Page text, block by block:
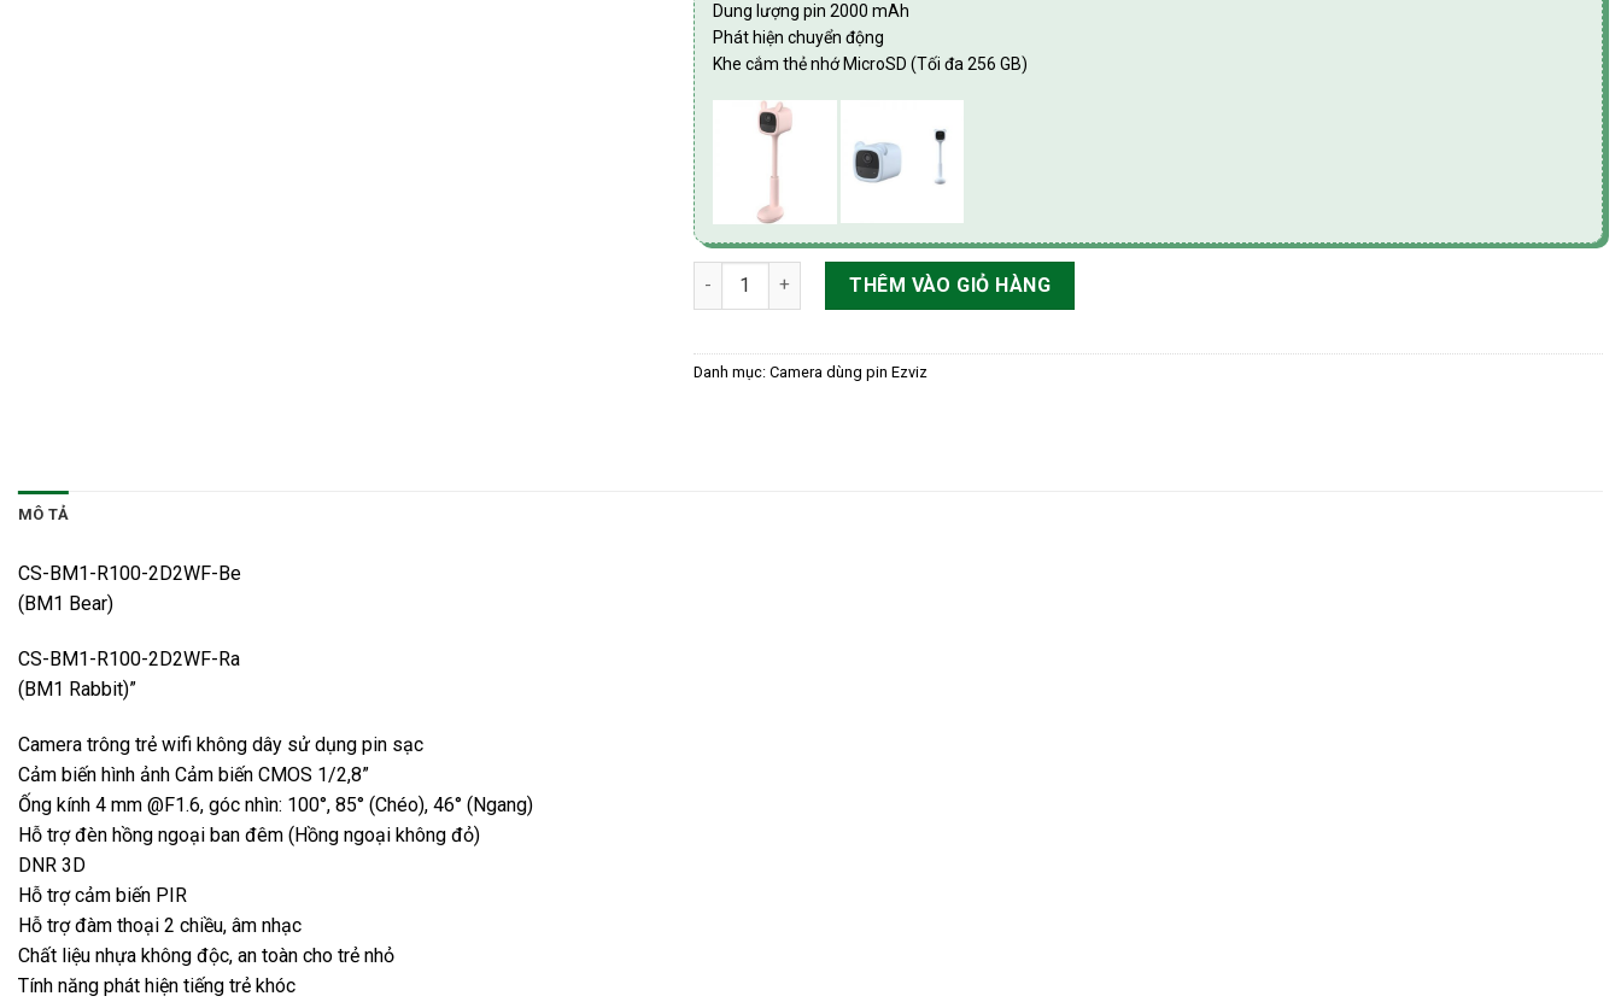
Dung lượng pin 2000 mAh
Phát hiện chuyển động
Khe cắm thẻ nhớ MicroSD (Tối đa 256 GB)
Camera trông trẻ wifi sử dụng pin sạc 2.0MP Ezviz CS-BM1-R100-2D2WF-Ra số lượng
THÊM VÀO GIỎ HÀNG
Danh mục: Camera dùng pin Ezviz
MÔ TẢ
CS-BM1-R100-2D2WF-Be
(BM1 Bear)
CS-BM1-R100-2D2WF-Ra
(BM1 Rabbit)”
Camera trông trẻ wifi không dây sử dụng pin sạc
Cảm biến hình ảnh Cảm biến CMOS 1/2,8”
Ống kính 4 mm @F1.6, góc nhìn: 100°, 85° (Chéo), 46° (Ngang)
Hỗ trợ đèn hồng ngoại ban đêm (Hồng ngoại không đỏ)
DNR 3D
Hỗ trợ cảm biến PIR
Hỗ trợ đàm thoại 2 chiều, âm nhạc
Chất liệu nhựa không độc, an toàn cho trẻ nhỏ
Tính năng phát hiện tiếng trẻ khóc